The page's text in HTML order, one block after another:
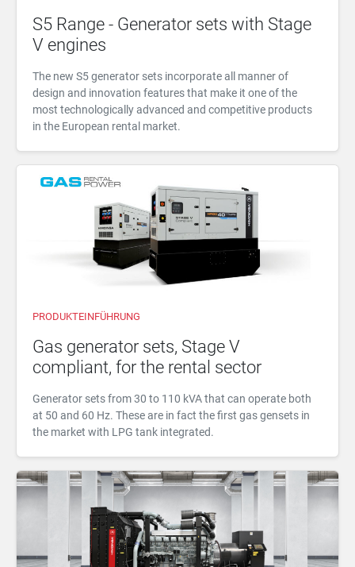
S5 Range - Generator sets with Stage
V engines
The new S5 generator sets incorporate all manner of
design and innovation features that make it one of the
most technologically advanced and competitive products
in the European rental market.
PRODUKTEINFÜHRUNG
Gas generator sets, Stage V
compliant, for the rental sector
Generator sets from 30 to 110 kVA that can operate both
at 50 and 60 Hz. These are in fact the first gas gensets in
the market with LPG tank integrated.